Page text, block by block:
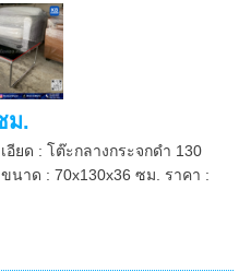
ม.
ยด : โต๊ะกลางกระจกดำ 130
นาด : 70x130x36 ซม. ราคา :